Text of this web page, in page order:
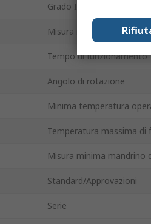
Grado IP
Misura massima
Tempo di funzionamento
Angolo di rotazione
Minima temperatura
Temperatura massima di
Misura minima mandrino
Standard/Approvazioni
Serie